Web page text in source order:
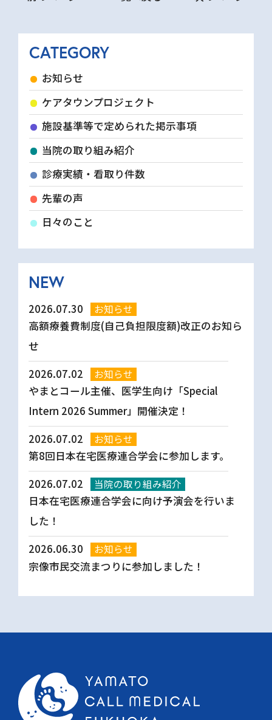
CATEGORY
お知らせ
ケアタウンプロジェクト
施設基準等で定められた掲示事項
当院の取り組み紹介
診療実績・看取り件数
先輩の声
日々のこと
NEW
2026.07.30 お知らせ
高額療養費制度(自己負担限度額)改正のお知ら
せ
2026.07.02
お知らせ
やまとコール主催、医学生向け「Special
Intern 2026 Summer」開催決定！
2026.07.02
お知らせ
第8回日本在宅医療連合学会に参加します。
2026.07.02
当院の取り組み紹介
日本在宅医療連合学会に向け予演会を行いま
した！
2026.06.30
お知らせ
宗像市民交流まつりに参加しました！